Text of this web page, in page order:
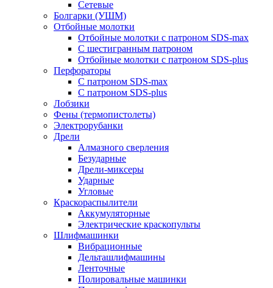
Сетевые
Болгарки (УШМ)
Отбойные молотки
Отбойные молотки с патроном SDS-max
С шестигранным патроном
Отбойные молотки с патроном SDS-plus
Перфораторы
С патроном SDS-max
С патроном SDS-plus
Лобзики
Фены (термопистолеты)
Электрорубанки
Дрели
Алмазного сверления
Безударные
Дрели-миксеры
Ударные
Угловые
Краскораспылители
Аккумуляторные
Электрические краскопульты
Шлифмашинки
Вибрационные
Дельташлифмашины
Ленточные
Полировальные машинки